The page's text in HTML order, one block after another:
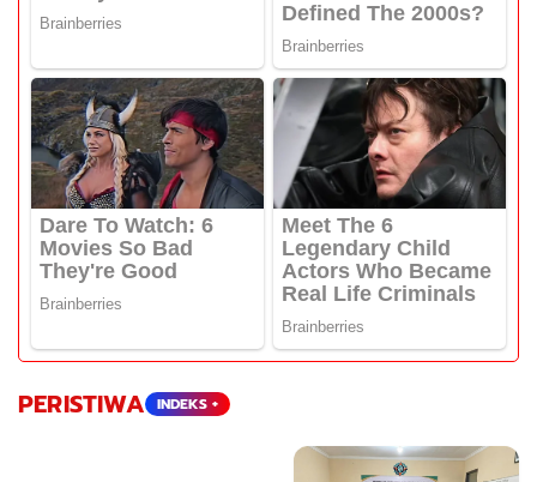
PERISTIWA INDEKS +